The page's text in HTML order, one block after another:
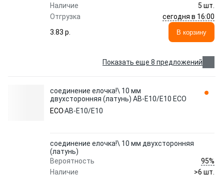
Наличие
5 шт.
Отгрузка
сегодня в 16:00
3.83 p.
В корзину
Показать еще 8 предложений
соединение елочка!\ 10 мм
двухсторонняя (латунь) AB-E10/E10 ECO
ECOAB-E10/E10
соединение елочка!\ 10 мм двухсторонняя
(латунь)
Вероятность
95%
Наличие
>6 шт.